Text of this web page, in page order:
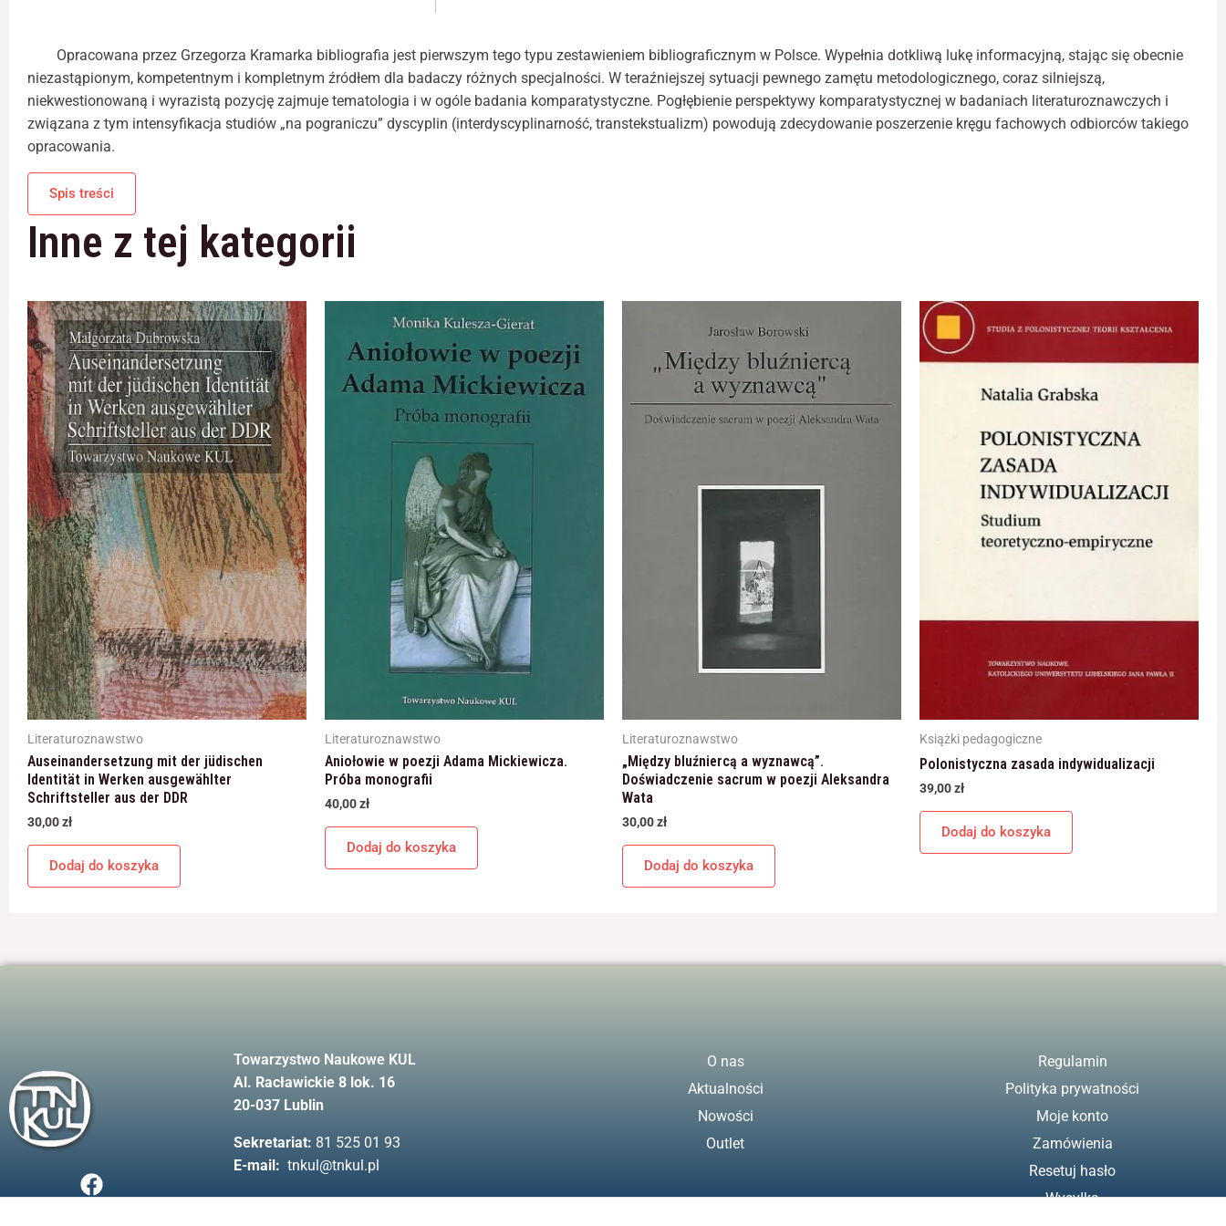
Bibliografia
opracowań.
Wiek
XX
Opracowana przez Grzegorza Kramarka bibliografia jest pierwszym tego typu zestawieniem bibliograficznym w Polsce. Wypełnia dotkliwą lukę informacyjną, stając się obecnie
niezastąpionym, kompetentnym i kompletnym źródłem dla badaczy różnych specjalności. W teraźniejszej sytuacji pewnego zamętu metodologicznego, coraz silniejszą,
niekwestionowaną i wyrazistą pozycję zajmuje tematologia i w ogóle badania komparatystyczne. Pogłębienie perspektywy komparatystycznej w badaniach literaturoznawczych i
związana z tym intensyfikacja studiów „na pograniczu” dyscyplin (interdyscyplinarność, transtekstualizm) powodują zdecydowanie poszerzenie kręgu fachowych odbiorców takiego
opracowania.
Spis treści
Inne z tej kategorii
Literaturoznawstwo
Auseinandersetzung mit der jüdischen
Identität in Werken ausgewählter
Schriftsteller aus der DDR
30,00zł
Dodaj do koszyka
Literaturoznawstwo
Aniołowie w poezji Adama Mickiewicza.
Próba monografii
40,00zł
Dodaj do koszyka
Literaturoznawstwo
„Między bluźniercą a wyznawcą”.
Doświadczenie sacrum w poezji Aleksandra
Wata
30,00zł
Dodaj do koszyka
Książki pedagogiczne
Polonistyczna zasada indywidualizacji
39,00zł
Dodaj do koszyka
F
a
Towarzystwo Naukowe KUL
Al. Racławickie 8 lok. 16
20-037 Lublin
Sekretariat: 81 525 01 93
E-mail: tnkul@tnkul.pl
O nas
Aktualności
Nowości
Outlet
Regulamin
Polityka prywatności
Moje konto
Zamówienia
Resetuj hasło
Wysyłka
strona jest
używana.
znikną ze strony
internetowej.
Marketing
Udostępniając swoje
spersonalizowanych